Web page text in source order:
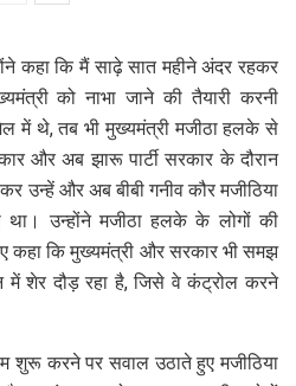
कहा कि मैं साढ़े सात महीने अंदर रहकर
को नाभा जाने की तैयारी करनी
में थे, तब भी मुख्यमंत्री मजीठा हलके से
और अब झारू पार्टी सरकार के दौरान
उन्हें और अब बीबी गनीव कौर मजीठिया
था। उन्होंने मजीठा हलके के लोगों की
कहा कि मुख्यमंत्री और सरकार भी समझ
शेर दौड़ रहा है, जिसे वे कंट्रोल करने
शुरू करने पर सवाल उठाते हुए मजीठिया